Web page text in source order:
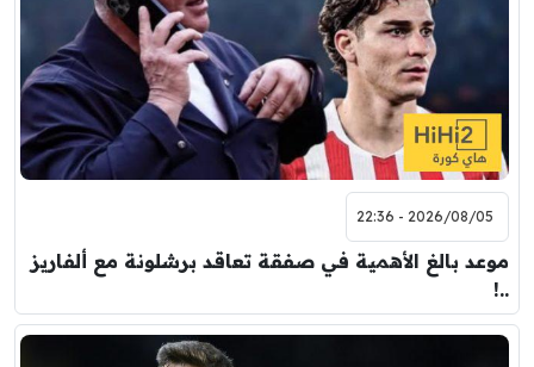
2026/08/05 - 22:36
موعد بالغ الأهمية في صفقة تعاقد برشلونة مع ألفاريز
..!